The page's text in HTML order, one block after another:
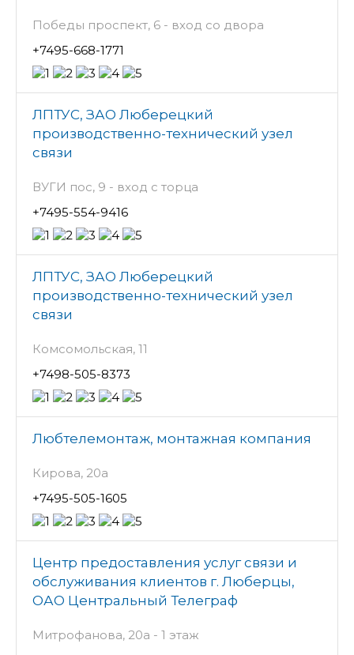
Победы проспект, 6 - вход со двора
+7495-668-1771
ЛПТУС, ЗАО Люберецкий
производственно-технический узел
связи
ВУГИ пос, 9 - вход с торца
+7495-554-9416
ЛПТУС, ЗАО Люберецкий
производственно-технический узел
связи
Комсомольская, 11
+7498-505-8373
Любтелемонтаж, монтажная компания
Кирова, 20а
+7495-505-1605
Центр предоставления услуг связи и
обслуживания клиентов г. Люберцы,
ОАО Центральный Телеграф
Митрофанова, 20а - 1 этаж